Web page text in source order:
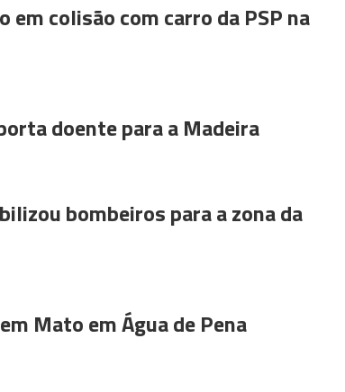
colisão com carro da PSP na
doente para a Madeira
bombeiros para a zona da
Mato em Água de Pena